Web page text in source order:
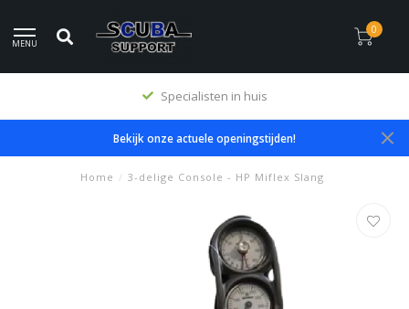
MENU
0
Specialisten in huis
Bekijk onze actuele openingstijden!
Home / 3-delige Console - HP Miflex Slang